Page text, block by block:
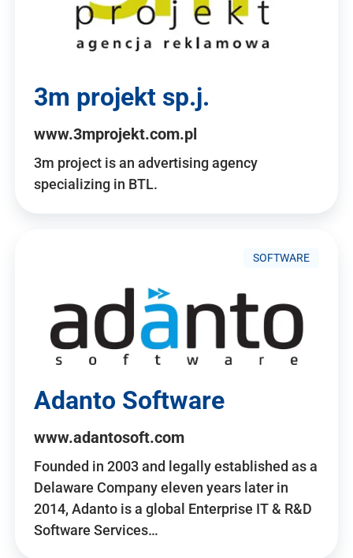
3m projekt sp.j.
www.3mprojekt.com.pl
3m project is an advertising agency
specializing in BTL.
SOFTWARE
Adanto Software
www.adantosoft.com
Founded in 2003 and legally established as a
Delaware Company eleven years later in
2014, Adanto is a global Enterprise IT & R&D
Software Services…